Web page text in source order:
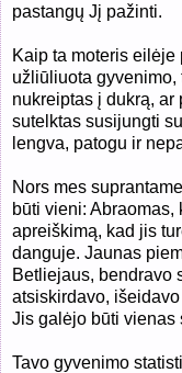
pastangų Jį pažinti.
Kaip ta moteris
užliūliuota gyvenimo,
nukreiptas į dukrą,
sutelktas susijungti
lengva, patogu ir
Nors mes
būti vieni:
apreiškimą, kad jis
danguje. Jaunas
Betliejaus, bendravo
atsiskirdavo,
Jis galėjo būti vienas
Tavo gyvenimo